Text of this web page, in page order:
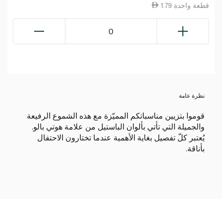
1.79 قطعة واحدة
0
نظرة عامة
قوموا بتزيين مناسباتكم المميّزة مع هذه الشموع الرفيعة
والجميلة التي تأتي بألوان الباستيل من علامة هوتي بالو.
يُعتبر كلّ تفصيل بغاية الأهمية عندما تختارون الاحتفال
بأناقة.